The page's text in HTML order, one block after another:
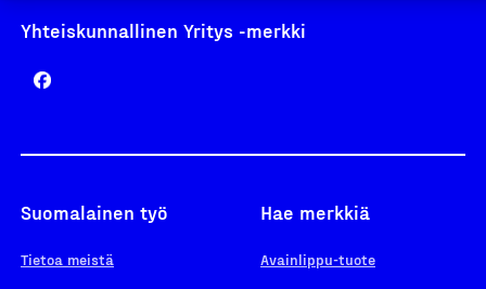
Yhteiskunnallinen Yritys -merkki
Suomalainen työ
Tietoa meistä
Hae merkkiä
Avainlippu-tuote